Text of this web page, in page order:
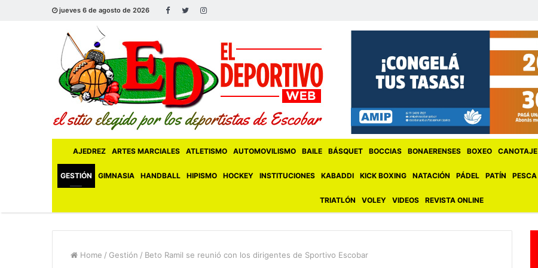
jueves 6 de agosto de 2026
AJEDREZ ARTES MARCIALES ATLETISMO AUTOMOVILISMO BAILE BÁSQUET BOCCIAS BONAERENSES BOXEO CANOTAJE
GESTIÓN GIMNASIA HANDBALL HIPISMO HOCKEY INSTITUCIONES KABADDI KICK BOXING NATACIÓN PÁDEL PATÍN PESCA
TRIATLÓN VOLEY VIDEOS REVISTA ONLINE
Home / Gestión / Beto Ramil se reunió con los dirigentes de Sportivo Escobar